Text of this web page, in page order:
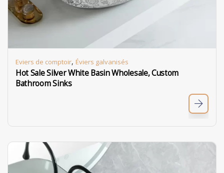
Eviers de comptoir, Éviers galvanisés
Hot Sale Silver White Basin Wholesale, Custom
Bathroom Sinks